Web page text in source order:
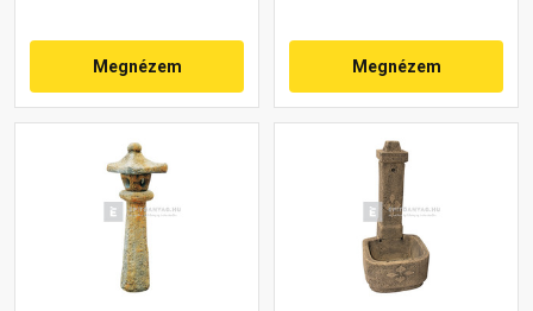
Megnézem Megnézem